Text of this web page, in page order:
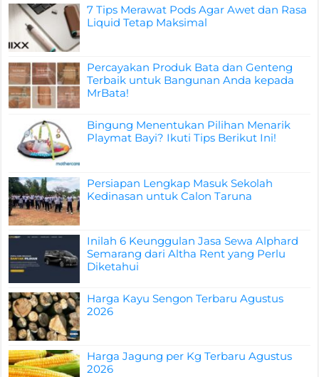
7 Tips Merawat Pods Agar Awet dan Rasa
Liquid Tetap Maksimal
Percayakan Produk Bata dan Genteng
Terbaik untuk Bangunan Anda kepada
MrBata!
Bingung Menentukan Pilihan Menarik
Playmat Bayi? Ikuti Tips Berikut Ini!
Persiapan Lengkap Masuk Sekolah
Kedinasan untuk Calon Taruna
Inilah 6 Keunggulan Jasa Sewa Alphard
Semarang dari Altha Rent yang Perlu
Diketahui
Harga Kayu Sengon Terbaru Agustus
2026
Harga Jagung per Kg Terbaru Agustus
2026